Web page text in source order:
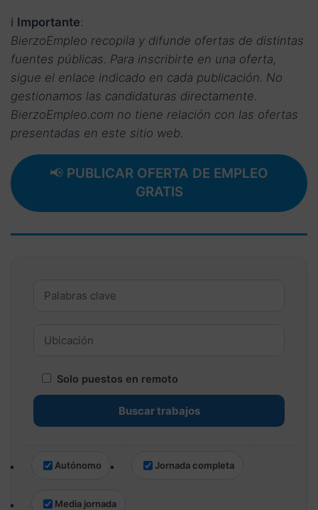
ℹ️ Importante:
BierzoEmpleo recopila y difunde ofertas de distintas
fuentes públicas. Para inscribirte en una oferta,
sigue el enlace indicado en cada publicación. No
gestionamos las candidaturas directamente.
BierzoEmpleo.com no tiene relación con las ofertas
presentadas en este sitio web.
📢 PUBLICAR OFERTA DE EMPLEO
GRATIS
Solo puestos en remoto
Autónomo Jornada completa
Media jornada